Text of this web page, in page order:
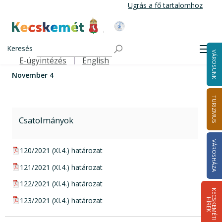
tartalomra
Ugrás a fő tartalomhoz
Kecskemét Város Honlapja
Keresés
Felső navigáció
E-ügyintézés English VÁROSUNK
TURIZMUS
VÁROSHÁZA
K
E
C
S
K
E
M
É
T
I
HÍ
R
E
K
Önkormányzat
Közgyűlési határozatok
November 4
November 4
Csatolmányok
pdf csatolmány:
120/2021 (XI.4.) határozat
pdf csatolmány:
121/2021 (XI.4.) határozat
pdf csatolmány:
122/2021 (XI.4.) határozat
pdf csatolmány:
123/2021 (XI.4.) határozat